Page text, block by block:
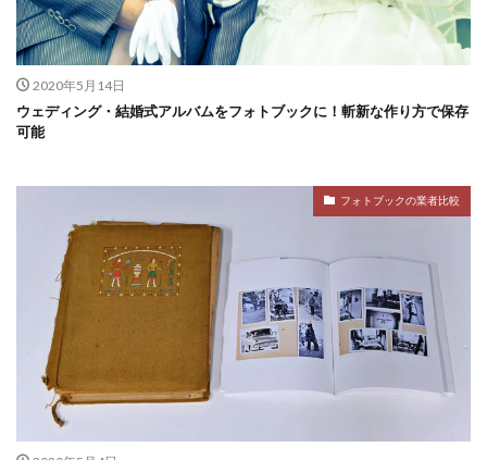
2020年5月14日
ウェディング・結婚式アルバムをフォトブックに！斬新な作り方で保存
可能
フォトブックの業者比較